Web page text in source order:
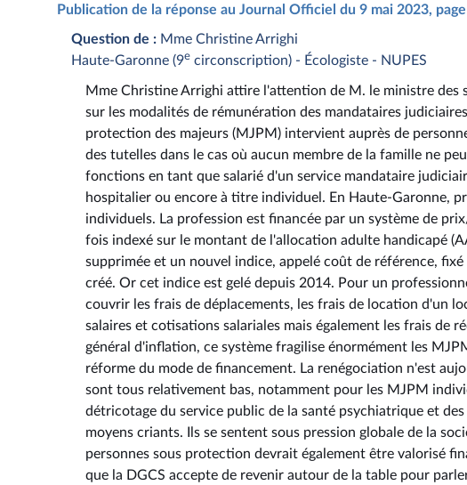
Publication de la réponse au Journal Officiel du 9 mai 2023,
Question de : Mme Christine Arrighi
Haute-Garonne (9e circonscription) - Écologiste - NUPES
Mme Christine Arrighi attire l'attention de M. le ministre des
sur les modalités de rémunération des mandataires
protection des majeurs (MJPM) intervient auprès de
des tutelles dans le cas où aucun membre de la famille ne
fonctions en tant que salarié d'un service mandataire
hospitalier ou encore à titre individuel. En Haute-Garonne,
individuels. La profession est financée par un système de
fois indexé sur le montant de l'allocation adulte handicapé
supprimée et un nouvel indice, appelé coût de référence,
créé. Or cet indice est gelé depuis 2014. Pour un
couvrir les frais de déplacements, les frais de location d'un
salaires et cotisations salariales mais également les frais de
général d'inflation, ce système fragilise énormément les
réforme du mode de financement. La renégociation n'est
sont tous relativement bas, notamment pour les MJPM
détricotage du service public de la santé psychiatrique et
moyens criants. Ils se sentent sous pression globale de la
personnes sous protection devrait également être valorisé
que la DGCS accepte de revenir autour de la table pour